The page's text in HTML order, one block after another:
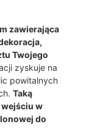
zawierająca
Twojego
zyskuje na
powitalnych
Taką
w
do